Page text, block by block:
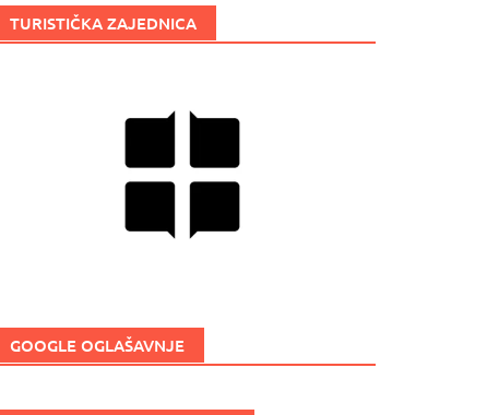
TURISTIČKA ZAJEDNICA
GOOGLE OGLAŠAVNJE